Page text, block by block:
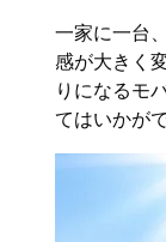
一家に一台
感が大きく
りになるモ
てはいかが